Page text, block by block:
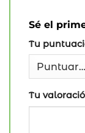
Sé el
Tu
Tu